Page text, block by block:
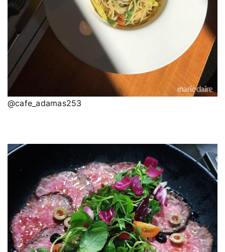
@cafe_adamas253